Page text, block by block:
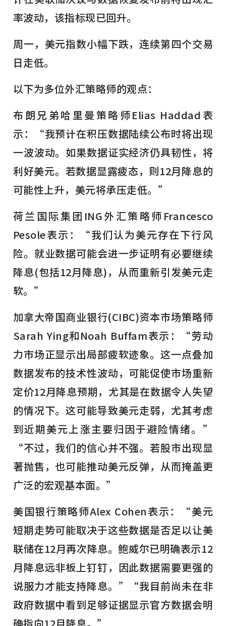
率波动，该指标现已回升。
周一，美元指数小幅下跌，连续第四个交易
日走低。
以下为多位外汇策略师的观点：
布朗兄弟哈里曼策略师Elias Haddad表
示：“我预计在积压数据陆续公布时将出现
一波波动。如果数据证实经济仍具韧性，将
利好美元。若数据显露疲态，则12月降息的
可能性上升，美元将承压走低。”
荷兰国际集团ING外汇策略师Francesco
Pesole表示：“我们认为美元存在下行风
险。就业数据可能会进一步证明有必要继续
降息(包括12月降息)，从而重新引发美元走
软。”
加拿大帝国商业银行(CIBC)资本市场策略师
Sarah Ying和Noah Buffam表示：“劳动
力市场正显示出局部疲软迹象。这一点叠加
数据发布的技术性波动，可能促使市场重新
定价12月降息预期，尤其是在数据令人失望
的情况下。这可能导致美元走弱，尤其考虑
到近期美元上涨主要归因于避险情绪。”
“不过，我们的信心并不强。若股市出现显
著抛售，也可能推动美元反弹，从而掩盖更
广泛的宏观基本面。”
美国银行策略师Alex Cohen表示：“美元
短期走势可能取决于这些数据是否足以让美
联储在12月再次降息。鲍威尔已明确表示12
月降息远非板上钉钉，因此数据需要更强的
说服力才能支持降息。”“我目前尚未在非
政府数据中看到足够证据显示官方数据会明